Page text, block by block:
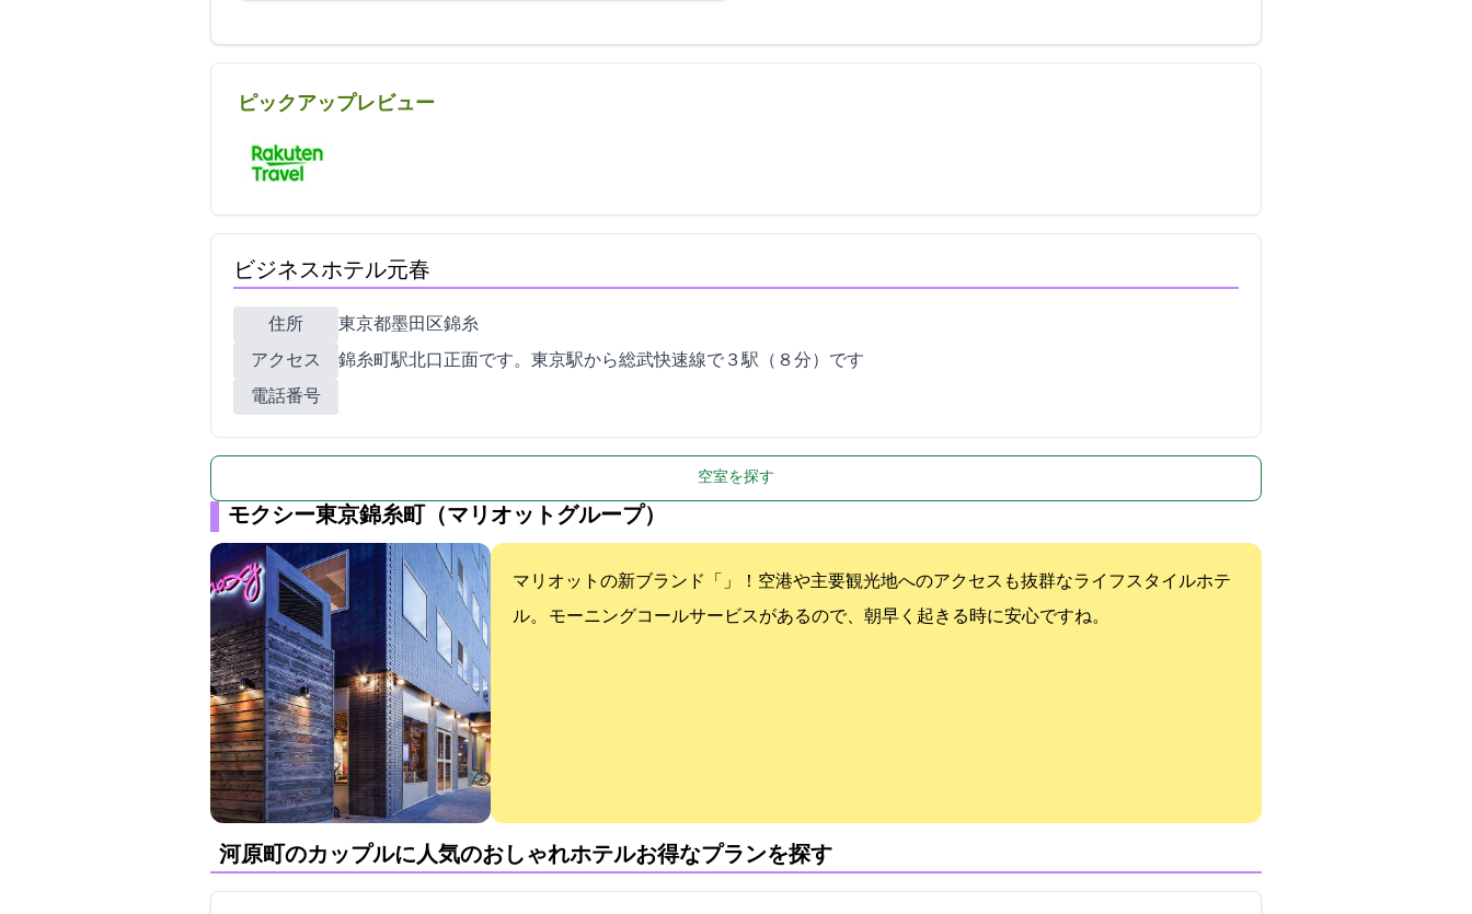
ピックアップレビュー
ビジネスホテル元春
住所
東京都墨田区錦糸2-4-11
アクセス
錦糸町駅北口正面です。東京駅から総武快速線で３駅（８分）です
電話番号
空室を探す
モクシー東京錦糸町（マリオットグループ）
マリオットの新ブランド「MOXY」！空港や主要観光地へのアクセスも抜群なライフスタイルホテ
ル。 モーニングコールサービスがあるので、朝早く起きる時に安心ですね。
河原町のカップルに人気のおしゃれホテル:お得なプランを探す